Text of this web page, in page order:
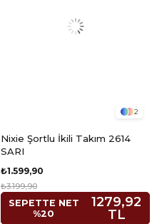
2
Nixie Şortlu İkili Takım 2614
SARI
₺1.599,90
₺3.199,90
SEPETTE NET
%20
1279,92
TL